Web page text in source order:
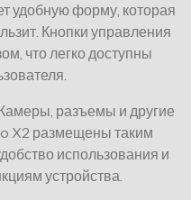
удобную форму, которая
Кнопки управления
что легко доступны
разъемы и другие
X2 размещены таким
использования и
устройства.